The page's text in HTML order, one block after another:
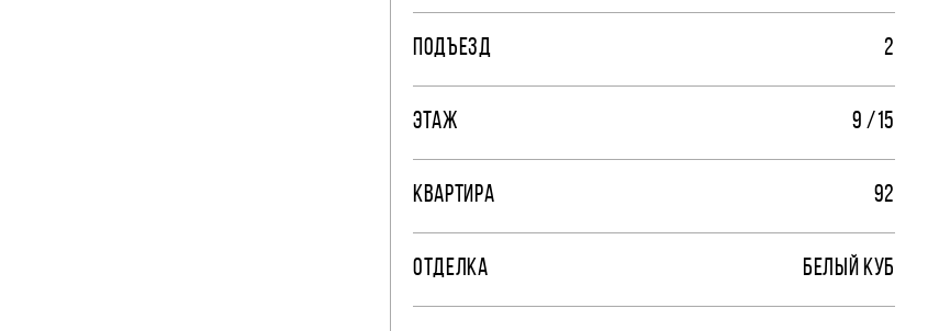
ПОДЪЕЗД 2
ЭТАЖ 9 /15
КВАРТИРА 92
ОТДЕЛКА БЕЛЫЙ КУБ